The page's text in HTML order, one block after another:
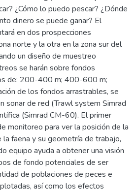
¿Cómo lo puedo pescar? ¿Dónde
dinero se puede ganar? El
en dos prospecciones
norte y la otra en la zona sur del
un diseño de muestreo
se harán sobre fondos
de: 200-400 m; 400-600 m;
de los fondos arrastrables, se
sonar de red (Trawl system Simrad
(Simrad CM-60). El primer
monitoreo para ver la posición de la
faena y su geometría de trabajo,
equipo ayuda a obtener una visión
de fondo potenciales de ser
de poblaciones de peces e
así como los efectos